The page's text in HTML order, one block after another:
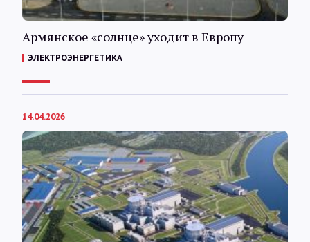
Армянское «солнце» уходит в Европу
ЭЛЕКТРОЭНЕРГЕТИКА
14.04.2026